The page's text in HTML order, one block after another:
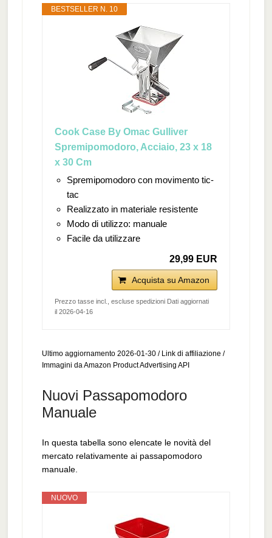
BESTSELLER N. 10
Cook Case By Omac Gulliver
Spremipomodoro, Acciaio, 23 x 18
x 30 Cm
Spremipomodoro con movimento tic-
tac
Realizzato in materiale resistente
Modo di utilizzo: manuale
Facile da utilizzare
29,99 EUR
Acquista su Amazon
Prezzo tasse incl., escluse spedizioni Dati aggiornati
il 2026-04-16
Ultimo aggiornamento 2026-01-30 / Link di affiliazione /
Immagini da Amazon Product Advertising API
Nuovi Passapomodoro
Manuale
In questa tabella sono elencate le novità del
mercato relativamente ai passapomodoro
manuale.
NUOVO